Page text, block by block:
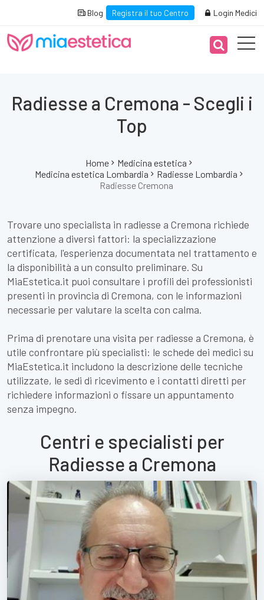
Blog Registra il tuo Centro Login Medici
Radiesse a Cremona - Scegli i
Top
Home
Medicina estetica
Medicina estetica Lombardia
Radiesse Lombardia
Radiesse Cremona
Trovare uno specialista in radiesse a Cremona richiede
attenzione a diversi fattori: la specializzazione
certificata, l'esperienza documentata nel trattamento e
la disponibilità a un consulto preliminare. Su
MiaEstetica.it puoi consultare i profili dei professionisti
presenti in provincia di Cremona, con le informazioni
necessarie per valutare la scelta con calma.
Prima di prenotare una visita per radiesse a Cremona, è
utile confrontare più specialisti: le schede dei medici su
MiaEstetica.it includono la descrizione delle tecniche
utilizzate, le sedi di ricevimento e i contatti diretti per
richiedere informazioni o fissare un appuntamento
senza impegno.
Centri e specialisti per
Radiesse a Cremona